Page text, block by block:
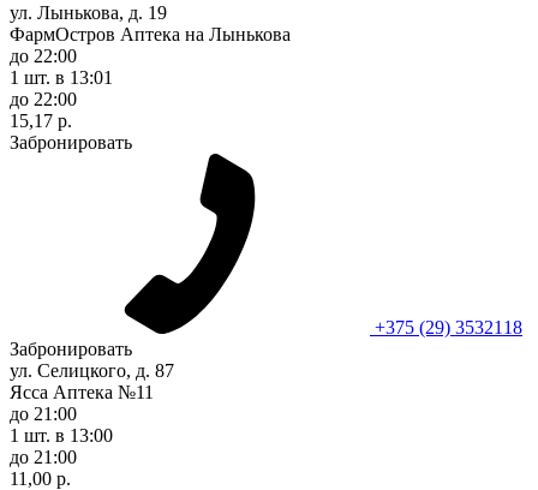
ул. Лынькова, д. 19
ФармОстров Аптека на Лынькова
до 22:00
1 шт. в 13:01
до 22:00
15,17 р.
Забронировать
+375 (29) 3532118
Забронировать
ул. Селицкого, д. 87
Ясса Аптека №11
до 21:00
1 шт. в 13:00
до 21:00
11,00 р.